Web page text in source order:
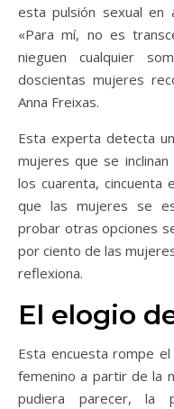
esta pulsión sexual en
«Para mí, no es
nieguen cualquier
doscientas mujeres
Anna Freixas.
Esta experta detecta
mujeres que se
los cuarenta, cincuenta
que las mujeres se
probar otras opciones
por ciento de las
reflexiona.
El elogio
Esta encuesta rompe
femenino a partir de la
pudiera parecer, la